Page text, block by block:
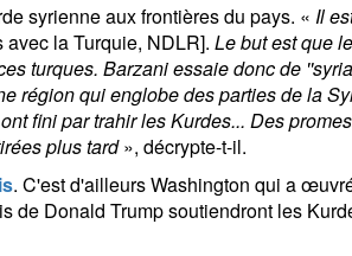
syrienne aux frontières du pays. « Il
la Turquie, NDLR]. Le but est que
turques. Barzani essaie donc de
région qui englobe des parties de la
fini par trahir les Kurdes... Des
plus tard», décrypte-t-il.
. C'est d'ailleurs Washington qui a
Donald Trump soutiendront les